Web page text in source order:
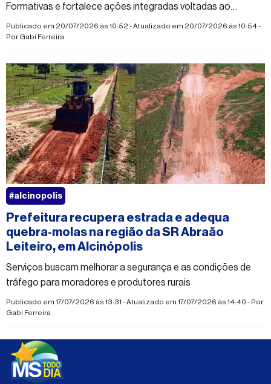
Formativas e fortalece ações integradas voltadas ao
desenvolvimento infantil
Publicado em 20/07/2026 às 10:52 - Atualizado em 20/07/2026 às 10:54 -
PorGabi Ferreira
Prefeitura recupera estrada e adequa
quebra-molas na região da SR Abraão
Leiteiro, em Alcinópolis
Serviços buscam melhorar a segurança e as condições de
tráfego para moradores e produtores rurais
Publicado em 17/07/2026 às 13:31 - Atualizado em 17/07/2026 às 14:40 - Por
Gabi Ferreira
#alcinopolis